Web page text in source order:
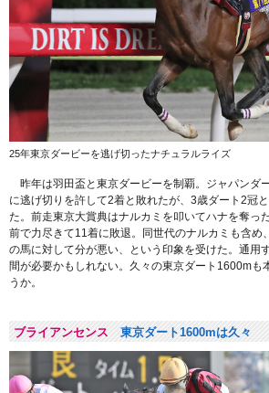
25年東京ダービーを逃げ切ったナチュラルライズ
昨年は羽田盃と東京ダービーを制覇。ジャパンダ
に逃げ切りを許して2着と敗れたが、3歳ダート2冠
た。前走東京大賞典はナルカミを叩いてハナを奪っ
前で力尽きて11着に敗退。同世代のナルカミも含め
の馬に対して分が悪い、という印象を受けた。通用
間が必要かもしれない。久々の東京ダート1600mも
うか。
ブライアンセンス 東京ダート1600mは久々